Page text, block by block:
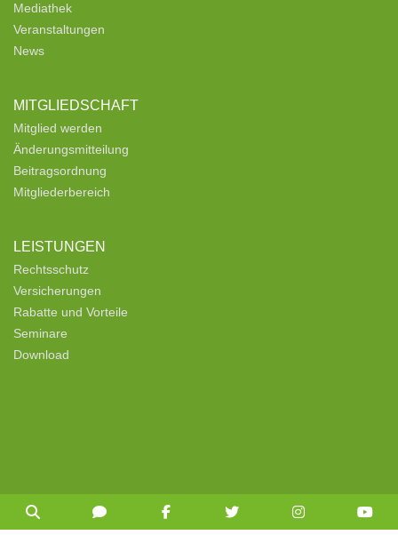
Mediathek
Veranstaltungen
News
MITGLIEDSCHAFT
Mitglied werden
Änderungsmitteilung
Beitragsordnung
Mitgliederbereich
LEISTUNGEN
Rechtsschutz
Versicherungen
Rabatte und Vorteile
Seminare
Download